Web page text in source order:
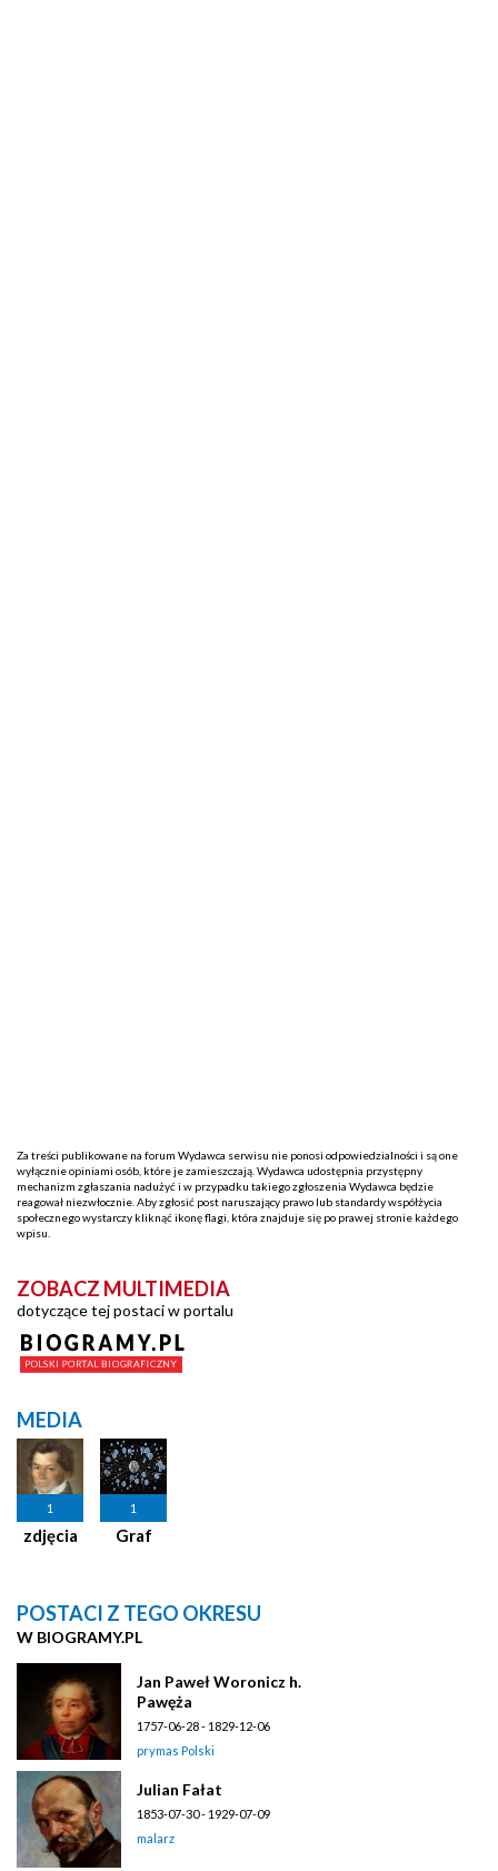
Za treści publikowane na forum Wydawca serwisu nie ponosi odpowiedzialności i są one
wyłącznie opiniami osób, które je zamieszczają. Wydawca udostępnia przystępny
mechanizm zgłaszania nadużyć i w przypadku takiego zgłoszenia Wydawca będzie
reagował niezwłocznie. Aby zgłosić post naruszający prawo lub standardy współżycia
społecznego wystarczy kliknąć ikonę flagi, która znajduje się po prawej stronie każdego
wpisu.
ZOBACZ MULTIMEDIA
dotyczące tej postaci w portalu
MEDIA
1
zdjęcia
1
Graf
POSTACI Z TEGO OKRESU
W BIOGRAMY.PL
Jan Paweł Woronicz h.
Pawęża
1757-06-28 - 1829-12-06
prymas Polski
Julian Fałat
1853-07-30 - 1929-07-09
malarz